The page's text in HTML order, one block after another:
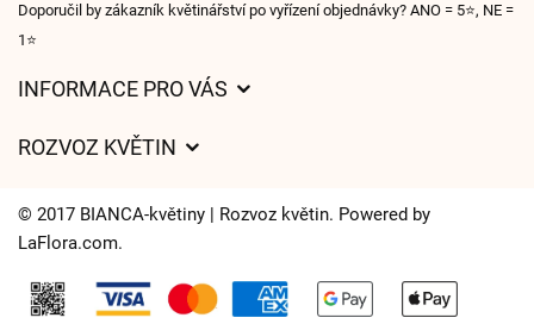
Doporučil by zákazník květinářství po vyřízení objednávky? ANO = 5⭐, NE =
1⭐
INFORMACE PRO VÁS
Pro firmy
Ochrana osobních údajů
Často kladené dotazy
ROZVOZ KVĚTIN
Kam doručujeme květiny
Kontakt
© 2017 BIANCA-květiny | Rozvoz květin. Powered by
LaFlora.com.